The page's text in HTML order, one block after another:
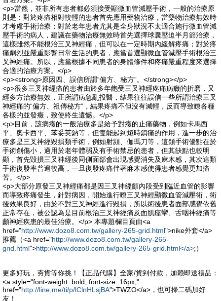
<p>當然，並非所有患者都必須接受顯微血管減壓手術，一般的治療原
則是：對於疼痛相對較輕的患者首先應用藥物治療，當藥物治療無效時
才考慮手術治療；對於老年患者尤其是全身狀況不太適合施行微血管減
壓手術的病人，建議在藥物治療無效時首先選擇球囊壓迫半月節治療，
這樣雖然不能根治三叉神經痛，但可以在一定時期內緩解疼痛；對於疼
痛劇烈並嚴重影響日常生活的患者，應當首選顯微血管減壓手術根治三
叉神經痛。所以，應當根據不同患者的身體條件和疼痛嚴重程度來選擇
合適的治療方案。</p>
<p><strong>原因四、誤信所謂“偏方、秘方”。</strong></p>
<p>很多三叉神經痛的患者由於多年飽受三叉神經疼痛病癥的折磨，又
經多方治療無效，正所謂病急亂投醫，結果往往誤信一些所謂治療三叉
神經痛的“偏方、祖傳秘方”，結果疼痛不但沒有減輕，反而導致瞭各種
各樣的並發癥，致使終生遺憾。</p>
<p>目前，該病癥的一般治療多是給予對癥的止痛藥物，例如卡馬西
平、奧卡西平、苯妥英鈉等，但隻能起到短時鎮痛的作用，進一步的治
療多是三叉神經毀損類手術，例如射頻、伽瑪刀等，這類手術優點在於
手術創傷小，適用於老年體弱及有手術禁忌的患者，但其缺點也較明
顯，首先毀損三叉神經後同側面部會出現感覺消失及麻木感，其次這類
手術復發率普遍較高，一旦復發疼痛伴著麻木感使得患者感覺更加痛
苦。</p>
<p>大部分原發三叉神經痛都是因三叉神經顱內段受到臨近血管的影響
而導致疼痛發生，針對病因，開始進行瞭三叉神經顯微血管減壓術，術
後效果良好，由於不對三叉神經進行毀損，所以術後患者面部感覺依舊
正常存在，被公認為是目前根治三叉神經痛及面肌痙攣、舌咽神經痛等
顱神經疾患的最佳治療。</p> 本專題欄目頁由<a
href="http://www.dozo8.com.tw/gallery-265-grid.html">nike外套</a>
推薦（<a href="http://www.dozo8.com.tw/gallery-265-
grid.html">http://www.dozo8.com.tw/gallery-265-grid.html</a>;）
更多好玩，夯貨等你挑！【正品代購】全家/貨到付款，加赖即送禮品：
<a style="font-weight: bold; font-size: 16px;"
href="http://line.me/ti/p/lClnHLsjBA">TWZO</a>，也可掃二碼加好
友！